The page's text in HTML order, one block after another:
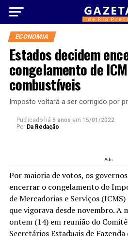
ECONOMIA
Estados decidem
congelamento de
combustíveis
Imposto voltará a ser corrigido por
Publicado há 5 anos em 15/01/2022
Por Da Redação
Ads
Por maioria de votos, os
encerrar o congelamento do
de Mercadorias e Serviços
que vigorava desde novembro. A
ontem (14) em reunião do
Secretários Estaduais de Fazenda